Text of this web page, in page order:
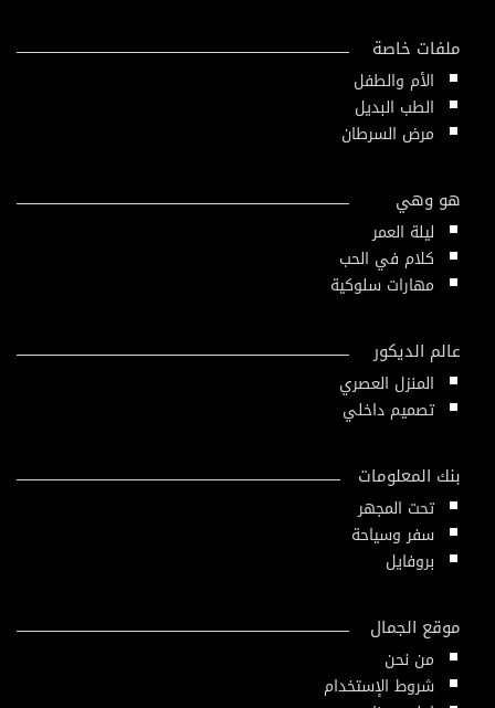
ملفات خاصة
الأم والطفل
الطب البديل
مرض السرطان
هو وهي
ليلة العمر
كلام في الحب
مهارات سلوكية
عالم الديكور
المنزل العصري
تصميم داخلي
بنك المعلومات
تحت المجهر
سفر وسياحة
بروفايل
موقع الجمال
من نحن
شروط الإستخدام